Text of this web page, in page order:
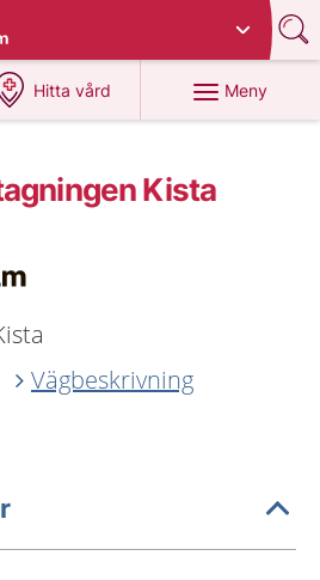
Hitta vård
på 1177.se
Meny
Kista
Vägbeskrivning